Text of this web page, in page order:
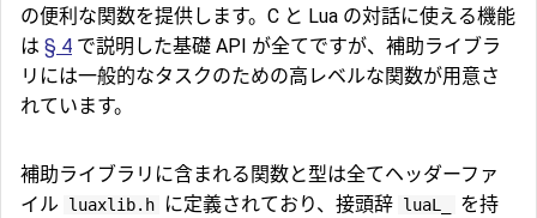
の便利な関数を提供します。C と Lua の対話に使える機能
は § 4 で説明した基礎 API が全てですが、補助ライブラ
リには一般的なタスクのための高レベルな関数が用意さ
れています。
補助ライブラリに含まれる関数と型は全てヘッダーファ
イル
luaxlib.h に定義されており、接頭辞 luaL_
を持